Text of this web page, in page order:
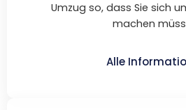
Umzug so, dass Sie sich
machen
Alle